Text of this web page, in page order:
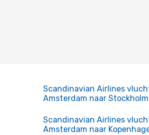
Scandinavian Airlines
Amsterdam naar Stockholm
Scandinavian Airlines
Amsterdam naar